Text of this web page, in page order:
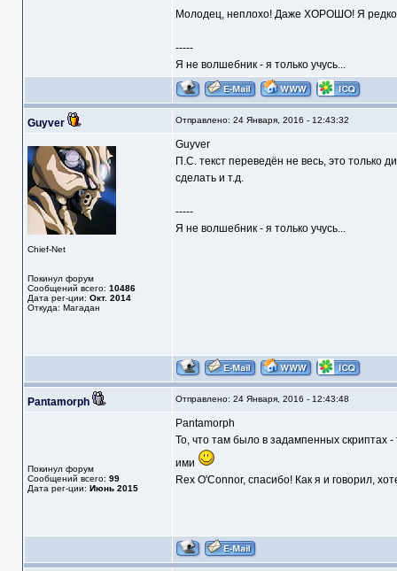
Молодец, неплохо! Даже ХОРОШО! Я редко
-----
Я не волшебник - я только учусь...
Guyver Отправлено: 24 Января, 2016 - 12:43:32
Chief-Net
Покинул форум
Сообщений всего: 10486
Дата рег-ции: Окт. 2014
Откуда: Магадан
Guyver
П.С. текст переведён не весь, это только
сделать и т.д.
-----
Я не волшебник - я только учусь...
Pantamorph Отправлено: 24 Января, 2016 - 12:43:48
Покинул форум
Сообщений всего: 99
Дата рег-ции: Июнь 2015
Pantamorph
То, что там было в задампенных скриптах
ими
Rex O'Connor, спасибо! Как я и говорил,